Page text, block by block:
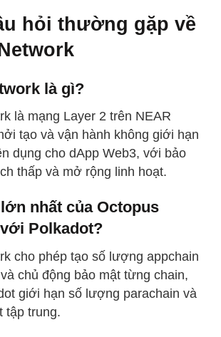
hỏi thường gặp về
là gì?
là mạng Layer 2 trên NEAR
tạo và vận hành không giới hạn
dụng cho dApp Web3, với bảo
thấp và mở rộng linh hoạt.
nhất của Octopus
Polkadot?
cho phép tạo số lượng appchain
chủ động bảo mật từng chain,
giới hạn số lượng parachain và
tập trung.